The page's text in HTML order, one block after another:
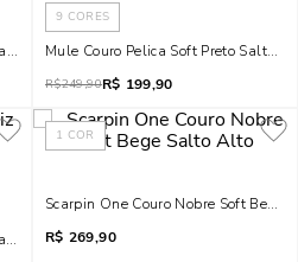
Salto Agulha
9 CORES
Mule Couro Pelica Soft Preto Salto
R$249,90R$ 199,90
Fino
1 COR
Scarpin One Couro Nobre Soft Bege
R$ 269,90